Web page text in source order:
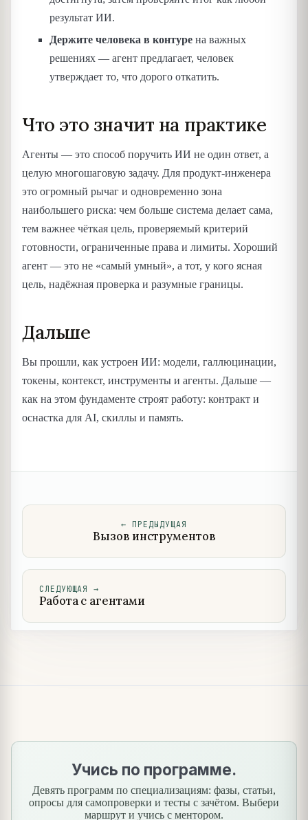
результат ИИ.
Держите человека в контуре на важных
решениях — агент предлагает, человек
утверждает то, что дорого откатить.
Что это значит на практике
Агенты — это способ поручить ИИ не один ответ, а
целую многошаговую задачу. Для продукт-инженера
это огромный рычаг и одновременно зона
наибольшего риска: чем больше система делает сама,
тем важнее чёткая цель, проверяемый критерий
готовности, ограниченные права и лимиты. Хороший
агент — это не «самый умный», а тот, у кого ясная
цель, надёжная проверка и разумные границы.
Дальше
Вы прошли, как устроен ИИ: модели, галлюцинации,
токены, контекст, инструменты и агенты. Дальше —
как на этом фундаменте строят работу: контракт и
оснастка для AI, скиллы и память.
← ПРЕДЫДУЩАЯ
Вызов инструментов
СЛЕДУЮЩАЯ →
Работа с агентами
Учись по программе.
Девять программ по специализациям: фазы, статьи,
опросы для самопроверки и тесты с зачётом. Выбери
маршрут и учись с ментором.